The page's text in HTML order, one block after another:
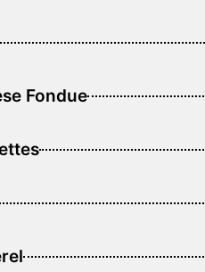
Fondue